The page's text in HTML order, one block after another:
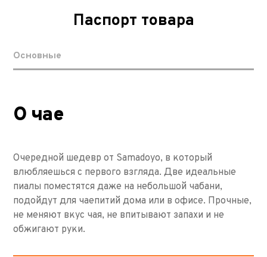
Паспорт товара
Основные
О чае
Очередной шедевр от Samadoyo, в который
влюбляешься с первого взгляда. Две идеальные
пиалы поместятся даже на небольшой чабани,
подойдут для чаепитий дома или в офисе. Прочные,
не меняют вкус чая, не впитывают запахи и не
обжигают руки.